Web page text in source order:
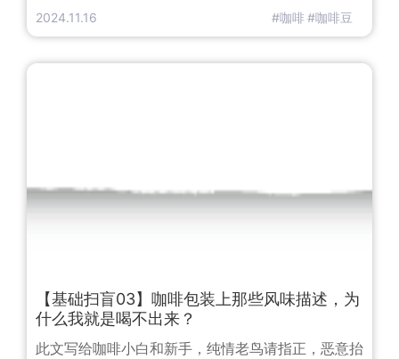
分和油脂充分释放，从而带来浓郁的苦味。
2024.11.16 #咖啡#咖啡豆
【基础扫盲03】咖啡包装上那些风味描述，为
什么我就是喝不出来？
此文写给咖啡小白和新手，纯情老鸟请指正，恶意抬